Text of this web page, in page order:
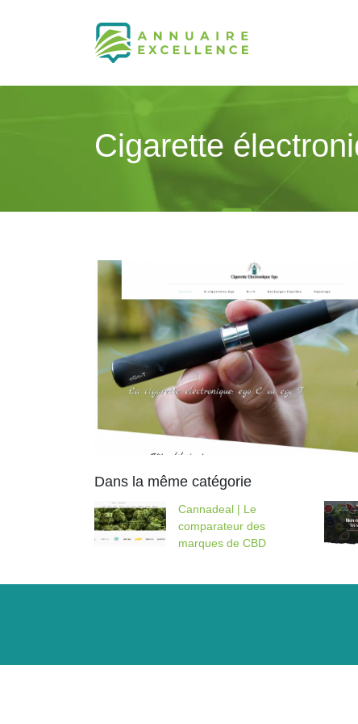
Cigarette
Dans la même catégorie
Cannadeal | Le
comparateur des
marques de CBD